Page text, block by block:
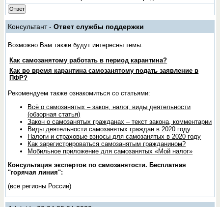
Ответ
Консультант -Ответ службы поддержки
Возможно Вам также будут интересны темы:
Как самозанятому работать в период карантина?
Как во время карантина самозанятому подать заявление в
ПФР?
Рекомендуем также ознакомиться со статьями:
Всё о самозанятых – закон, налог, виды деятельности
(обзорная статья)
Закон о самозанятых гражданах – текст закона, комментарии
Виды деятельности самозанятых граждан в 2020 году
Налоги и страховые взносы для самозанятых в 2020 году
Как зарегистрироваться самозанятым гражданином?
Мобильное приложение для самозанятых «Мой налог»
Консультация экспертов по самозанятости. Бесплатная
"горячая линия":
(все регионы России)